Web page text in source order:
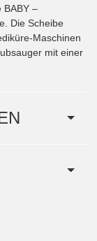
BABY –
Die Scheibe
Maschinen
mit einer